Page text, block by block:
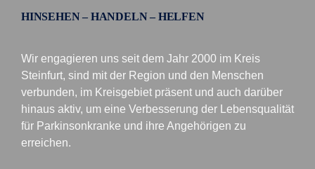
HINSEHEN – HANDELN – HELFEN
Wir engagieren uns seit dem Jahr 2000 im Kreis
Steinfurt, sind mit der Region und den Menschen
verbunden, im Kreisgebiet präsent und auch darüber
hinaus aktiv, um eine Verbesserung der Lebensqualität
für Parkinsonkranke und ihre Angehörigen zu
erreichen.